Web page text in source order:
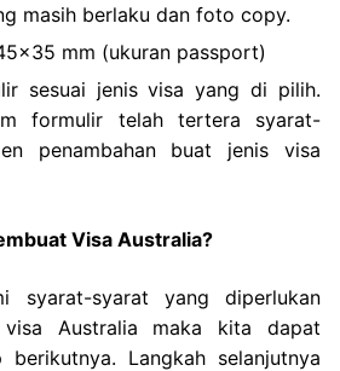
masih berlaku dan foto copy.
mm (ukuran passport)
sesuai jenis visa yang di pilih.
formulir telah tertera syarat-
penambahan buat jenis visa
Visa Australia?
syarat-syarat yang diperlukan
visa Australia maka kita dapat
Langkah selanjutnya